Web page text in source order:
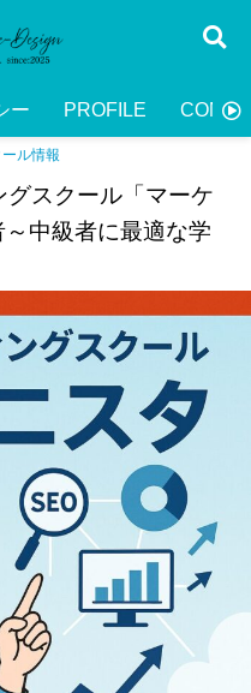
ー PROFILE
ル情報
グスクール「マーケ
中級者に最適な学